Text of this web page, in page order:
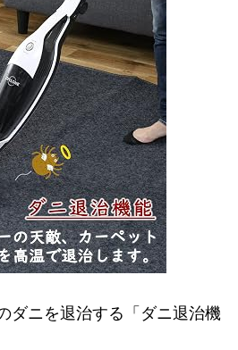
ダニを退治する「ダニ退治機